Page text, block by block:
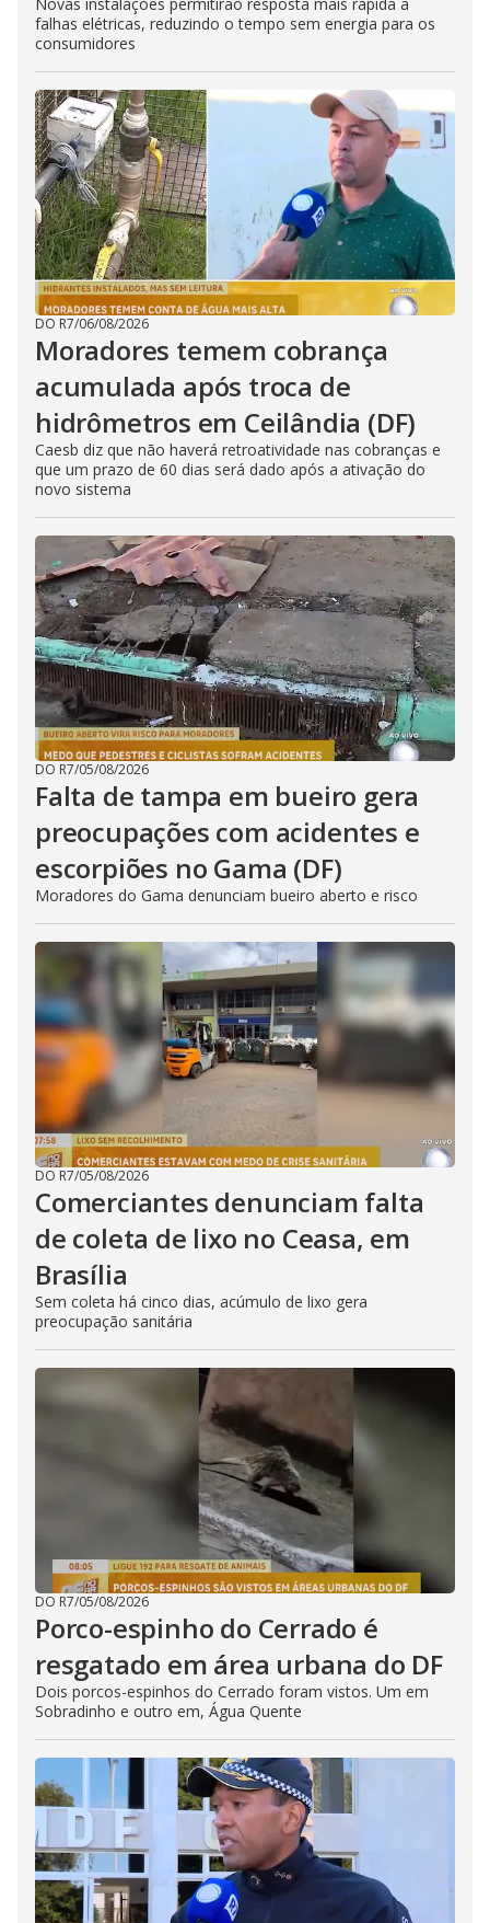
falhas elétricas, reduzindo o tempo sem energia para os
consumidores
DO R7/06/08/2026
Moradores temem cobrança
acumulada após troca de
hidrômetros em Ceilândia (DF)
Caesb diz que não haverá retroatividade nas cobranças e
que um prazo de 60 dias será dado após a ativação do
novo sistema
DO R7/05/08/2026
Falta de tampa em bueiro gera
preocupações com acidentes e
escorpiões no Gama (DF)
Moradores do Gama denunciam bueiro aberto e risco
DO R7/05/08/2026
Comerciantes denunciam falta
de coleta de lixo no Ceasa, em
Brasília
Sem coleta há cinco dias, acúmulo de lixo gera
preocupação sanitária
DO R7/05/08/2026
Porco-espinho do Cerrado é
resgatado em área urbana do DF
Dois porcos-espinhos do Cerrado foram vistos. Um em
Sobradinho e outro em, Água Quente